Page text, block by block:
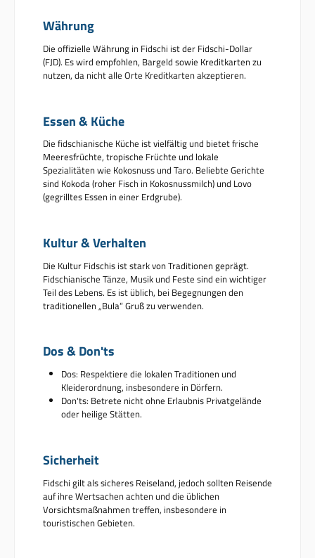
Währung
Die offizielle Währung in Fidschi ist der Fidschi-Dollar
(FJD). Es wird empfohlen, Bargeld sowie Kreditkarten zu
nutzen, da nicht alle Orte Kreditkarten akzeptieren.
Essen & Küche
Die fidschianische Küche ist vielfältig und bietet frische
Meeresfrüchte, tropische Früchte und lokale
Spezialitäten wie Kokosnuss und Taro. Beliebte Gerichte
sind Kokoda (roher Fisch in Kokosnussmilch) und Lovo
(gegrilltes Essen in einer Erdgrube).
Kultur & Verhalten
Die Kultur Fidschis ist stark von Traditionen geprägt.
Fidschianische Tänze, Musik und Feste sind ein wichtiger
Teil des Lebens. Es ist üblich, bei Begegnungen den
traditionellen „Bula“ Gruß zu verwenden.
Dos & Don'ts
Dos: Respektiere die lokalen Traditionen und
Kleiderordnung, insbesondere in Dörfern.
Don'ts: Betrete nicht ohne Erlaubnis Privatgelände
oder heilige Stätten.
Sicherheit
Fidschi gilt als sicheres Reiseland, jedoch sollten Reisende
auf ihre Wertsachen achten und die üblichen
Vorsichtsmaßnahmen treffen, insbesondere in
touristischen Gebieten.